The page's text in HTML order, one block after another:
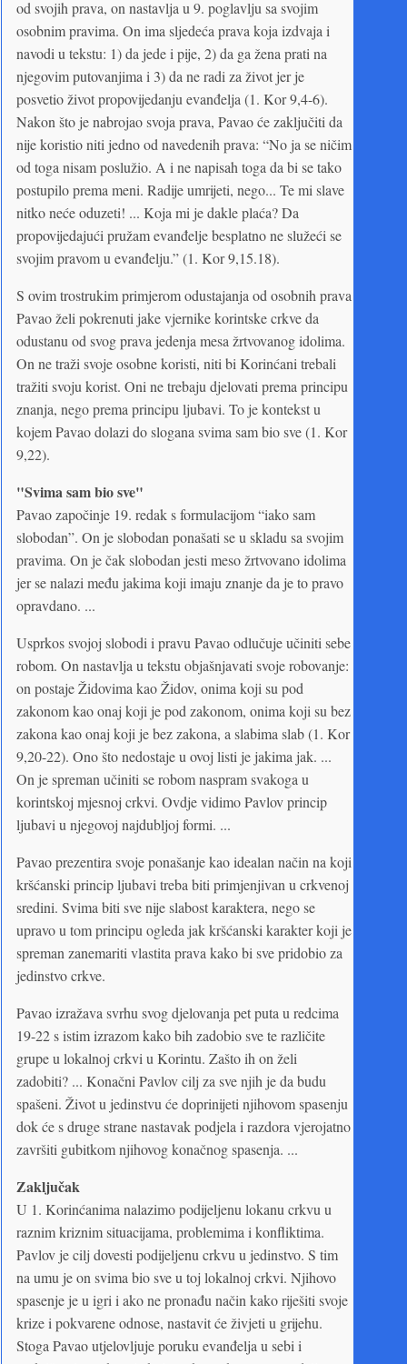
od svojih prava, on nastavlja u 9. poglavlju sa svojim
osobnim pravima. On ima sljedeća prava koja izdvaja i
navodi u tekstu: 1) da jede i pije, 2) da ga žena prati na
njegovim putovanjima i 3) da ne radi za život jer je
posvetio život propovijedanju evanđelja (1. Kor 9,4-6).
Nakon što je nabrojao svoja prava, Pavao će zaključiti da
nije koristio niti jedno od navedenih prava: “No ja se ničim
od toga nisam poslužio. A i ne napisah toga da bi se tako
postupilo prema meni. Radije umrijeti, nego... Te mi slave
nitko neće oduzeti! ... Koja mi je dakle plaća? Da
propovijedajući pružam evanđelje besplatno ne služeći se
svojim pravom u evanđelju.” (1. Kor 9,15.18).
S ovim trostrukim primjerom odustajanja od osobnih prava
Pavao želi pokrenuti jake vjernike korintske crkve da
odustanu od svog prava jedenja mesa žrtvovanog idolima.
On ne traži svoje osobne koristi, niti bi Korinćani trebali
tražiti svoju korist. Oni ne trebaju djelovati prema principu
znanja, nego prema principu ljubavi. To je kontekst u
kojem Pavao dolazi do slogana svima sam bio sve (1. Kor
9,22).
"Svima sam bio sve"
Pavao započinje 19. redak s formulacijom “iako sam
slobodan”. On je slobodan ponašati se u skladu sa svojim
pravima. On je čak slobodan jesti meso žrtvovano idolima
jer se nalazi među jakima koji imaju znanje da je to pravo
opravdano. ...
Usprkos svojoj slobodi i pravu Pavao odlučuje učiniti sebe
robom. On nastavlja u tekstu objašnjavati svoje robovanje:
on postaje Židovima kao Židov, onima koji su pod
zakonom kao onaj koji je pod zakonom, onima koji su bez
zakona kao onaj koji je bez zakona, a slabima slab (1. Kor
9,20-22). Ono što nedostaje u ovoj listi je jakima jak. ...
On je spreman učiniti se robom naspram svakoga u
korintskoj mjesnoj crkvi. Ovdje vidimo Pavlov princip
ljubavi u njegovoj najdubljoj formi. ...
Pavao prezentira svoje ponašanje kao idealan način na koji
kršćanski princip ljubavi treba biti primjenjivan u crkvenoj
sredini. Svima biti sve nije slabost karaktera, nego se
upravo u tom principu ogleda jak kršćanski karakter koji je
spreman zanemariti vlastita prava kako bi sve pridobio za
jedinstvo crkve.
Pavao izražava svrhu svog djelovanja pet puta u redcima
19-22 s istim izrazom kako bih zadobio sve te različite
grupe u lokalnoj crkvi u Korintu. Zašto ih on želi
zadobiti? ... Konačni Pavlov cilj za sve njih je da budu
spašeni. Život u jedinstvu će doprinijeti njihovom spasenju
dok će s druge strane nastavak podjela i razdora vjerojatno
završiti gubitkom njihovog konačnog spasenja. ...
Zaključak
U 1. Korinćanima nalazimo podijeljenu lokanu crkvu u
raznim kriznim situacijama, problemima i konfliktima.
Pavlov je cilj dovesti podijeljenu crkvu u jedinstvo. S tim
na umu je on svima bio sve u toj lokalnoj crkvi. Njihovo
spasenje je u igri i ako ne pronađu način kako riješiti svoje
krize i pokvarene odnose, nastavit će živjeti u grijehu.
Stoga Pavao utjelovljuje poruku evanđelja u sebi i